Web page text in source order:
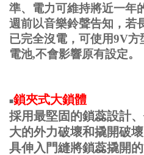
準、電力可維持將近一年
週前以音樂鈴聲告知，若
已完全沒電，可使用9V
電池,不會影響原有設定。
■鎖夾式大鎖體
採用最堅固的鎖蕊設計
大的外力破壞和撬開破
具伸入門縫將鎖蕊撬開